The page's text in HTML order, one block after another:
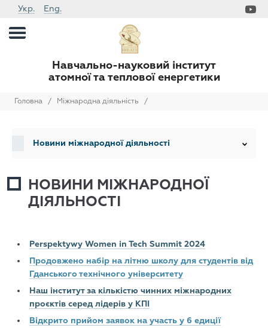
Укр. Eng.
Навчально-науковий інститут
атомної та теплової енергетики
Головна / Міжнародна діяльність /
Новини міжнародної діяльності
НОВИНИ МІЖНАРОДНОЇ
ДІЯЛЬНОСТІ
Perspektywy Women in Tech Summit 2024
Продовжено набір на літню школу для студентів від
Гданського технічного університету
Наш інститут за кількістю чинних міжнародних
проєктів серед лідерів у КПІ
Відкрито прийом заявок на участь у 6 едиції